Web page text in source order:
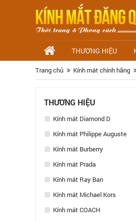
THƯƠNG HIỆU
Trang chủ Kính mát chính hãng
THƯƠNG HIỆU
Kính mát Diamond D
Kính mát Philippe Auguste
Kính mát Burberry
Kính mát Prada
Kính mát Ray Ban
Kính mát Michael Kors
Kính mát COACH